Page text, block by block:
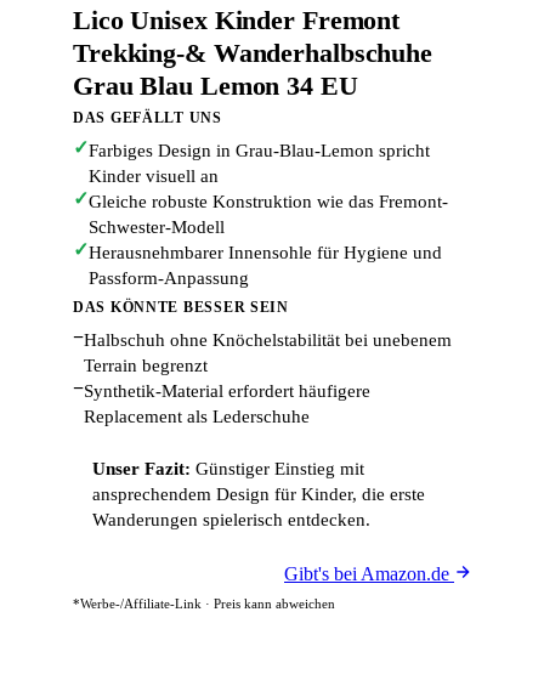
Lico Unisex Kinder Fremont
Trekking-& Wanderhalbschuhe
Grau Blau Lemon 34 EU
DAS GEFÄLLT UNS
✓Farbiges Design in Grau-Blau-Lemon spricht
Kinder visuell an
✓Gleiche robuste Konstruktion wie das Fremont-
Schwester-Modell
✓Herausnehmbarer Innensohle für Hygiene und
Passform-Anpassung
DAS KÖNNTE BESSER SEIN
−Halbschuh ohne Knöchelstabilität bei unebenem
Terrain begrenzt
−Synthetik-Material erfordert häufigere
Replacement als Lederschuhe
Unser Fazit: Günstiger Einstieg mit
ansprechendem Design für Kinder, die erste
Wanderungen spielerisch entdecken.
Gibt's bei Amazon.de
*Werbe-/Affiliate-Link · Preis kann abweichen